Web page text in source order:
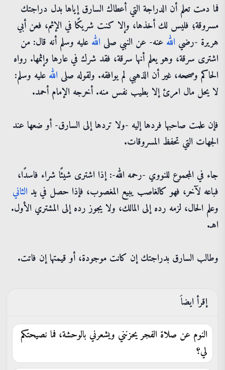
فما دمت تعلم أن الدراجة التي أعطاك السارق إياها بدل دراجتك
مسروقة؛ فليس لك أخذها، وإلا كنت شريكًا في الإثم، فعن أبي
هريرة -رضي الله عنه- عن النبي صلى الله عليه وسلم أنه قال: من
اشترى سرقة، وهو يعلم أنها سرقة، فقد شرك في عارها وإثمها. رواه
الحاكم وصححه، غير أن الذهبي لم يوافقه. ولقوله صلى الله عليه وسلم:
لا يحل مال امرئ إلا بطيب نفس منه. أخرجه الإمام أحمد.
فإن علمت صاحبها فردها إليه -ولا تردها إلى السارق- أو ضعها عند
الجهات التي تحفظ المسروقات.
جاء في المجموع للنووي -رحمه الله-: إذا اشترى شيئًا شراء فاسدًا،
فباعه لآخر، فهو كالغاصب يبيع المغصوب، فإذا حصل في يد الثاني
وعلم الحال، لزمه رده إلى المالك، ولا يجوز رده إلى المشتري الأول.
اهـ.
وطالب السارق بدراجتك إن كانت موجودة، أو قيمتها إن فاتت.
إقرأ ايضاَ
النوم عن صلاة الفجر يحزنني ويشعرني بالوحشة، فما نصيحتكم
لي؟